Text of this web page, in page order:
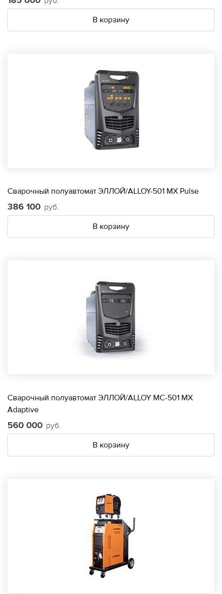
В корзину
Сварочный полуавтомат ЭЛЛОЙ/ALLOY-501 МХ Pulse
386 100 руб.
В корзину
Сварочный полуавтомат ЭЛЛОЙ/ALLOY МС-501 МХ
Adaptive
560 000 руб.
В корзину